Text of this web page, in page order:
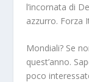
l’incornata di
azzurro. Forza
Mondiali? Se
quest’anno.
poco